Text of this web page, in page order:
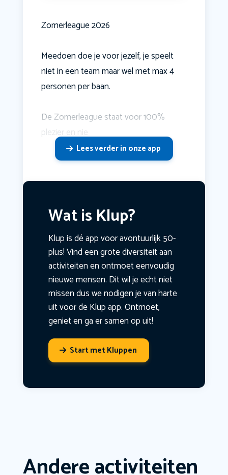
Zomerleague 2026
Meedoen doe je voor jezelf, je speelt
niet in een team maar wel met max 4
personen per baan.
De Zomerleague staat voor 100%
plezier en nie
Lees verder in onze app
Wat is Klup?
Klup is dé app voor avontuurlijk 50-
plus! Vind een grote diversiteit aan
activiteiten en ontmoet eenvoudig
nieuwe mensen. Dit wil je echt niet
missen dus we nodigen je van harte
uit voor de Klup app. Ontmoet,
geniet en ga er samen op uit!
Start met Kluppen
Andere activiteiten